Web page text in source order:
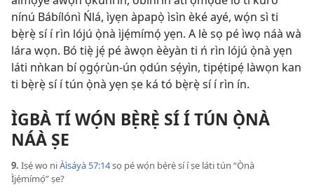
nínú Bábílónì Ńlá, ìyẹn àpapọ̀ ìsìn èké ayé, wọ́n sì ti
bẹ̀rẹ̀ sí í rìn lójú ọ̀nà ìjẹ́mímọ́ yẹn. A lè sọ pé ìwọ náà wà
lára wọn. Bó tiẹ̀ jẹ́ pé àwọn èèyàn ti ń rìn lójú ọ̀nà yẹn
láti nǹkan bí ọgọ́rùn-ún ọdún sẹ́yìn, tipẹ́tipẹ́ làwọn kan
ti bẹ̀rẹ̀ sí í tún ọ̀nà yẹn ṣe ká tó bẹ̀rẹ̀ sí í rìn ín.
ÌGBÀ TÍ WỌ́N BẸ̀RẸ̀ SÍ Í TÚN Ọ̀NÀ
NÁÀ ṢE
9. Iṣẹ́ wo niÀìsáyà 57:14sọ pé wọ́n bẹ̀rẹ̀ sí í ṣe láti tún “Ọ̀nà
Ìjẹ́mímọ́” ṣe?